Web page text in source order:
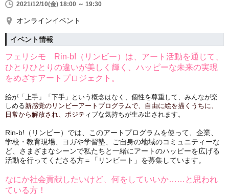
2021/12/10(金) 18:00 ～ 19:30
オンラインイベント
イベント情報
フェリシモ　Rin-b!（リンビー）は、アー ト 活動を通じて、
ひとりひとりの違いが美しく輝く、ハッピーな未来の実現
をめざすアートプロジェクト。
絵が「上手」「下手」という概念はなく、個性を尊重して、みんなが楽
しめる新感覚のリンビーアートプログラムで、自由に絵を描くうちに、
日常から解放され、ポジテ ィブな気持ちが生み出されます。
Rin‐b!（リンビー）では、このアートプログラムを使って、企業、
学校・教育現場、ヨガや学習塾、ご自身の地域のコミュニティーな
ど、さまざまなシーンで私たちと一緒にアートのハッピーを広げる
活動を行ってくださる方＝「リンビート」を募集しています。
なにか社会貢献したいけど、何をしていいか……と思われ
ている方！